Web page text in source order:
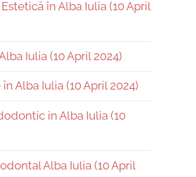
în Alba Iulia (10 April
Iulia (10 April 2024)
Alba Iulia (10 April 2024)
in Alba Iulia (10
Alba Iulia (10 April